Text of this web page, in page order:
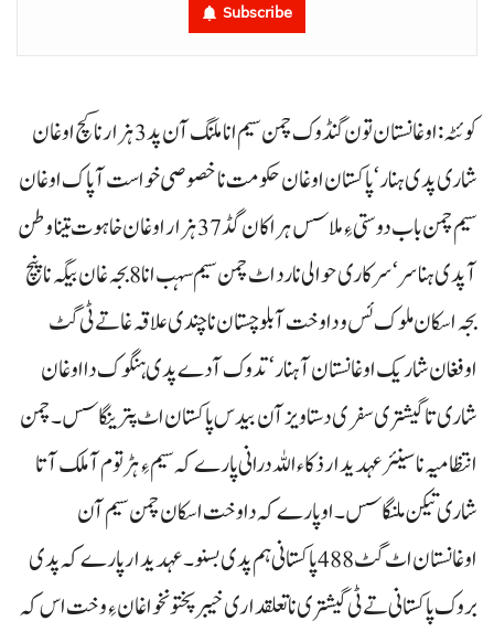
Subscribe
کوئٹہ : اوغانستان تون گنڈوک چمن سیم انا ملنگ آن پد 3 ہزار نا کچ اوغان
شاری پدی ہنار‘ پاکستان اوغان حکومت نا خصوصی خواست آ پاک اوغان
سیم چمن باب دوستی ءِ ملاسس ہراکان گڈ 37 ہزار اوغان خاہوت تینا وطن
آ پدی ہناسر‘ سرکاری حوالی نارد اٹ چمن سیم سہب انا 8 بجہ غان بیگہ نا پنچ
بجہ اسکان ملوک ئس و دا وخت آ بلوچستان نا چندی علاقہ غاتے ٹی گٹ
اوفغان شاریک اوغانستان آہنار‘تدوک آدے پدی ہنگوک دا اوغان
شاری تا گیشتری سفری دستاویز آن بیدس پاکستان اٹ پترینگاسس۔ چمن
انتظامیہ نا سینئر عہدیدار ذکاءاللہ درانی پارے کہ سیم ءِ ہڑتوم آملک آتا
شاری تیکن ملنگاسس۔ اوپارے کہ دا وخت اسکان چمن سیم آن
اوغانستان اٹ گٹ 488 پاکستانی ہم پدی بسنو۔ عہدیدار پارے کہ پدی
بروک پاکستانی تے ٹی گیشتری ناتعلقداری خیبرپختونخوا غان ءِ وخت اس کہ